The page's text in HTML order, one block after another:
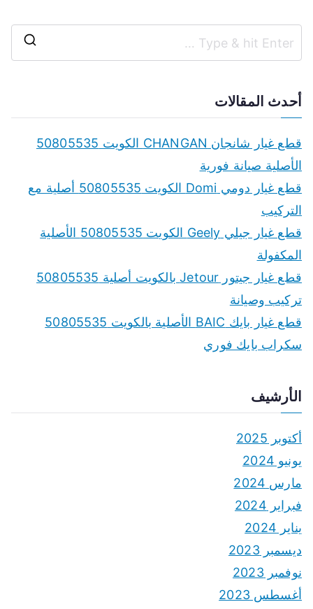
r
أحدث المقالات
قطع غيار شانجان CHANGAN الكويت 50805535
الأصلية صيانة فورية
قطع غيار دومي Domi الكويت 50805535 أصلية مع
التركيب
قطع غيار جيلي Geely الكويت 50805535 الأصلية
المكفولة
قطع غيار جيتور Jetour بالكويت أصلية 50805535
تركيب وصيانة
قطع غيار بايك BAIC الأصلية بالكويت 50805535
سكراب بايك فوري
الأرشيف
أكتوبر 2025
يونيو 2024
مارس 2024
فبراير 2024
يناير 2024
ديسمبر 2023
نوفمبر 2023
أغسطس 2023